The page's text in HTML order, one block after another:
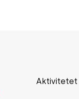
Aktivitetet